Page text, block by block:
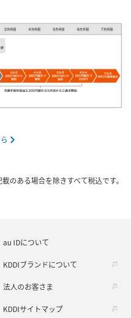
のある場合を除きすべて税込です。
au IDについて
KDDIブランドについて
法人のお客さま
KDDIサイトマップ